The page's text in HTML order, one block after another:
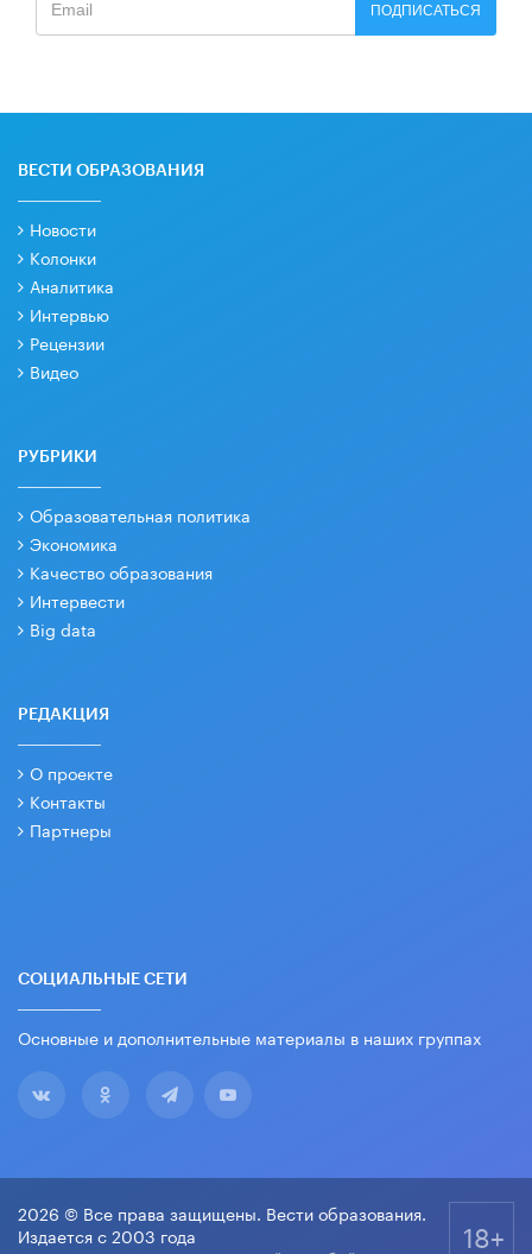
ПОДПИСАТЬСЯ
ВЕСТИ ОБРАЗОВАНИЯ
Новости
Колонки
Аналитика
Интервью
Рецензии
Видео
РУБРИКИ
Образовательная политика
Экономика
Качество образования
Интервести
Big data
РЕДАКЦИЯ
О проекте
Контакты
Партнеры
СОЦИАЛЬНЫЕ СЕТИ
Основные и дополнительные материалы в наших группах
2026 © Все права защищены. Вести образования.
Издается с 2003 года
18+